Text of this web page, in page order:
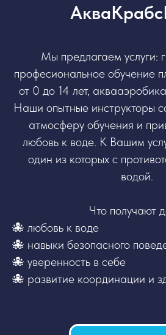
Мы предлагаем услуги:
професиональное обучение
от 0 до 14 лет,
Наши опытные инструкторы
атмосферу обучения и
любовь к воде. К Вашим
один из которых с
водой.
Что получают
🐙 любовь к воде
🐙 навыки безопасного
🐙 уверенность в себе
🐙 развитие координации и